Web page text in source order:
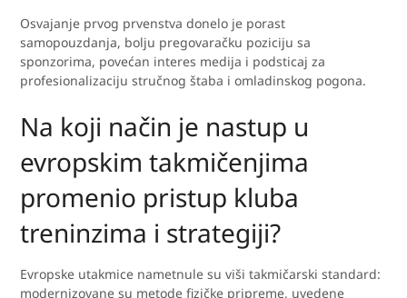
Osvajanje prvog prvenstva donelo je porast
samopouzdanja, bolju pregovaračku poziciju sa
sponzorima, povećan interes medija i podsticaj za
profesionalizaciju stručnog štaba i omladinskog pogona.
Na koji način je nastup u
evropskim takmičenjima
promenio pristup kluba
treninzima i strategiji?
Evropske utakmice nametnule su viši takmičarski standard:
modernizovane su metode fizičke pripreme, uvedene